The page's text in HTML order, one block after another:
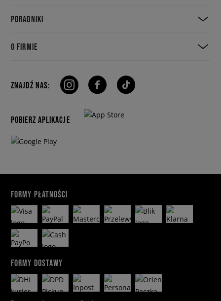
PORADNIKI
O FIRMIE
ZNAJDŹ NAS:
POBIERZ APLIKACJE
FORMY PŁATNOŚCI
FORMY DOSTAWY